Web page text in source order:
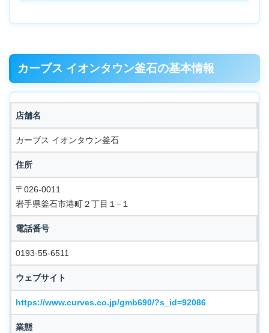
カーブス イオンタウン釜石の基本情報
店舗名
カーブス イオンタウン釜石
住所
〒026-0011
岩手県釜石市港町２丁目１−１
電話番号
0193-55-6511
ウェブサイト
https://www.curves.co.jp/gmb690/?s_id=92086
業態